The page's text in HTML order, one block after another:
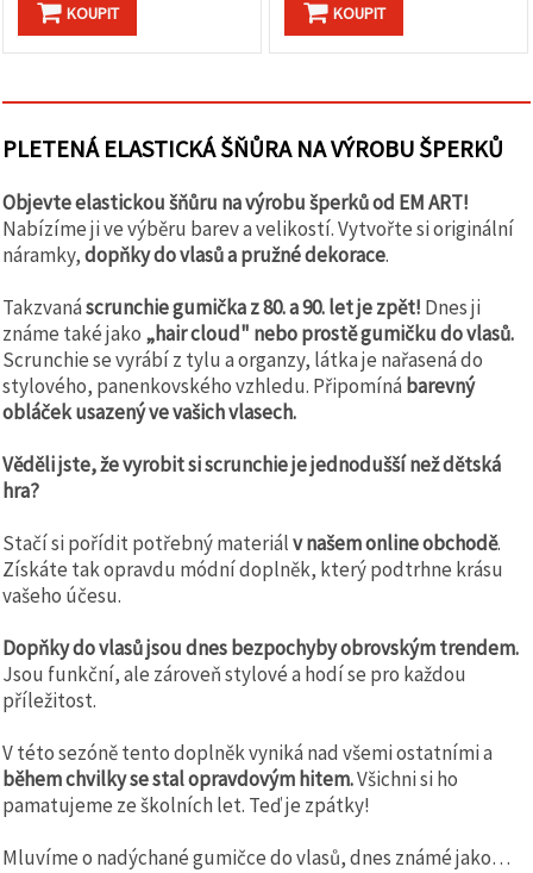
KOUPIT KOUPIT
PLETENÁ ELASTICKÁ ŠŇŮRA NA VÝROBU ŠPERKŮ
Objevte elastickou šňůru na výrobu šperků od EM ART!
Nabízíme ji ve výběru barev a velikostí. Vytvořte si originální
náramky,dopňky do vlasů a pružné dekorace.
Takzvanáscrunchie gumička z 80. a 90. let je zpět! Dnes ji
známe také jako „hair cloud" nebo prostě gumičku do vlasů.
Scrunchie se vyrábí z tylu a organzy, látka je nařasená do
stylového, panenkovského vzhledu. Připomíná barevný
obláček usazený ve vašich vlasech.
Věděli jste, že vyrobit si scrunchie je jednodušší než dětská
hra?
Stačí si pořídit potřebný materiálv našem online obchodě.
Získáte tak opravdu módní doplněk, který podtrhne krásu
vašeho účesu.
Dopňky do vlasů jsou dnes bezpochyby obrovským trendem.
Jsou funkční, ale zároveň stylové a hodí se pro každou
příležitost.
V této sezóně tento doplněk vyniká nad všemi ostatními a
během chvilky se stal opravdovým hitem.Všichni si ho
pamatujeme ze školních let. Teď je zpátky!
Mluvíme o nadýchané gumičce do vlasů, dnes známé jako…